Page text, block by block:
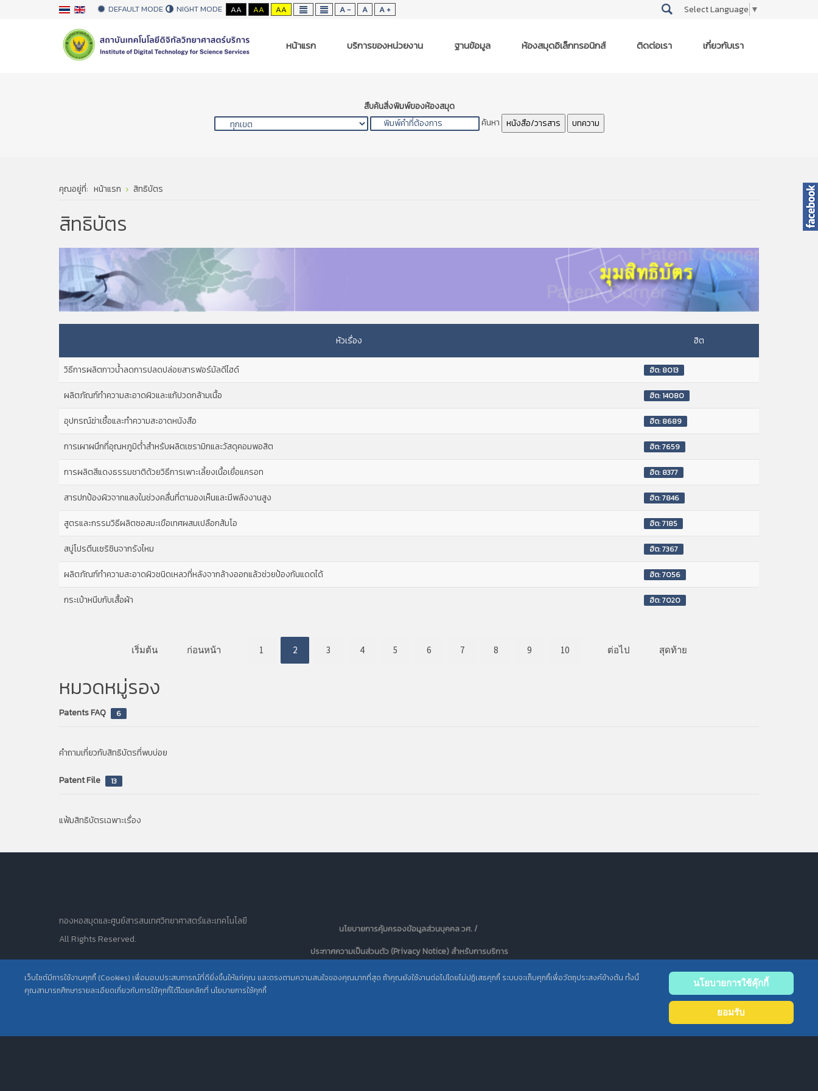
DEFAULT MODE NIGHT MODE AA AA AA A - A A + Select Language ▼
หน้าแรก บริการของหน่วยงาน ฐานข้อมูล ห้องสมุดอิเล็กทรอนิกส์ ติดต่อเรา เกี่ยวกับเรา
สืบค้นสิ่งพิมพ์ของห้องสมุด
ค้นหา หนังสือ/วารสาร บทความ
คุณอยู่ที่: หน้าแรก สิทธิบัตร
สิทธิบัตร
หัวเรื่อง ฮิต
วิธีการผลิตกาวน้ำลดการปลดปล่อยสารฟอร์มัลดีไฮด์ ฮิต: 8013
ผลิตภัณฑ์ทำความสะอาดผิวและแก้ปวดกล้ามเนื้อ ฮิต: 14080
อุปกรณ์ฆ่าเชื้อและทำความสะอาดหนังสือ ฮิต: 8689
การเผาผนึกที่อุณหภูมิต่ำสำหรับผลิตเซรามิกและวัสดุคอมพอสิต ฮิต: 7659
การผลิตสีแดงธรรมชาติด้วยวิธีการเพาะเลี้ยงเนื้อเยื่อแครอท ฮิต: 8377
สารปกป้องผิวจากแสงในช่วงคลื่นที่ตามองเห็นและมีพลังงานสูง ฮิต: 7846
สูตรและกรรมวิธีผลิตซอสมะเขือเทศผสมเปลือกส้มโอ ฮิต: 7185
สบู่โปรตีนเซริซินจากรังไหม ฮิต: 7367
ผลิตภัณฑ์ทำความสะอาดผิวชนิดเหลวที่หลังจากล้างออกแล้วช่วยป้องกันแดดได้ ฮิต: 7056
กระเป๋าหนีบกับเสื้อผ้า ฮิต: 7020
เริ่มต้น ก่อนหน้า 1 2 3 4 5 6 7 8 9 10 ต่อไป สุดท้าย
หมวดหมู่รอง
Patents FAQ 6
คำถามเกี่ยวกับสิทธิบัตรที่พบบ่อย
Patent File 13
แฟ้มสิทธิบัตรเฉพาะเรื่อง
เว็บไซต์มีการใช้งานคุกกี้ (Cookies) เพื่อมอบประสบการณ์ที่ดียิ่งขึ้นให้แก่คุณ และตรงตามความสนใจของคุณมากที่สุด ถ้าคุณยังใช้งานต่อไปโดยไม่ปฏิเสธคุกกี้ ระบบจะเก็บคุกกี้เพื่อวัตถุประสงค์ข้างต้น ทั้งนี้
คุณสามารถศึกษารายละเอียดเกี่ยวกับการใช้คุกกี้ได้โดยคลิกที่ นโยบายการใช้คุกกี้
นโยบายการใช้คุ๊กกี้
ยอมรับ
กองหอสมุดและศูนย์สารสนเทศวิทยาศาสตร์และเทคโนโลยี
All Rights Reserved.
นโยบายการคุ้มครองข้อมูลส่วนบุคคล วศ. /
ประกาศความเป็นส่วนตัว (Privacy Notice) สำหรับการบริการ
สารสนเทศ
top